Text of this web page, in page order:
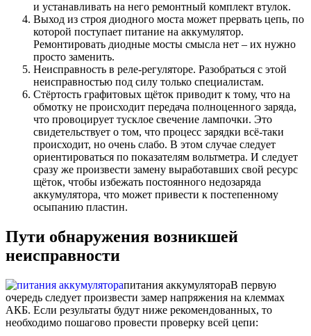
и устанавливать на него ремонтный комплект втулок.
Выход из строя диодного моста может прервать цепь, по
которой поступает питание на аккумулятор.
Ремонтировать диодные мосты смысла нет – их нужно
просто заменить.
Неисправность в реле-регуляторе. Разобраться с этой
неисправностью под силу только специалистам.
Стёртость графитовых щёток приводит к тому, что на
обмотку не происходит передача полноценного заряда,
что провоцирует тусклое свечение лампочки. Это
свидетельствует о том, что процесс зарядки всё-таки
происходит, но очень слабо. В этом случае следует
ориентироваться по показателям вольтметра. И следует
сразу же произвести замену выработавших свой ресурс
щёток, чтобы избежать постоянного недозаряда
аккумулятора, что может привести к постепенному
осыпанию пластин.
Пути обнаружения возникшей
неисправности
питания аккумулятораВ первую
очередь следует произвести замер напряжения на клеммах
АКБ. Если результаты будут ниже рекомендованных, то
необходимо пошагово провести проверку всей цепи: